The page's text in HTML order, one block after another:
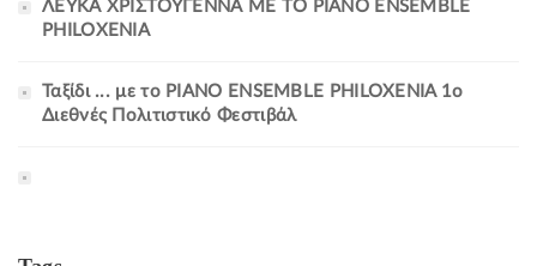
ΛΕΥΚΑ ΧΡΙΣΤΟΥΓΕΝΝΑ ΜΕ ΤΟ PIANO ENSEMBLE
PHILOXENIA
Ταξίδι ... με το PIANO ENSEMBLE PHILOXENIA 1ο
Διεθνές Πολιτιστικό Φεστιβάλ